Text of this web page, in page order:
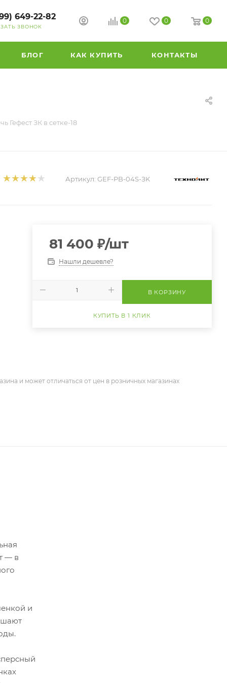
649-22-82
ЗВОНОК
0 0 0
БЛОГ КАК КУПИТЬ КОНТАКТЫ
Гефест ЗК в сетке-18
Артикул: GEF-PB-04S-ЗK
81 400 ₽/шт
Нашли дешевле?
В КОРЗИНУ
КУПИТЬ В 1 КЛИК
и может отличаться от цен в розничных магазинах
— в
и